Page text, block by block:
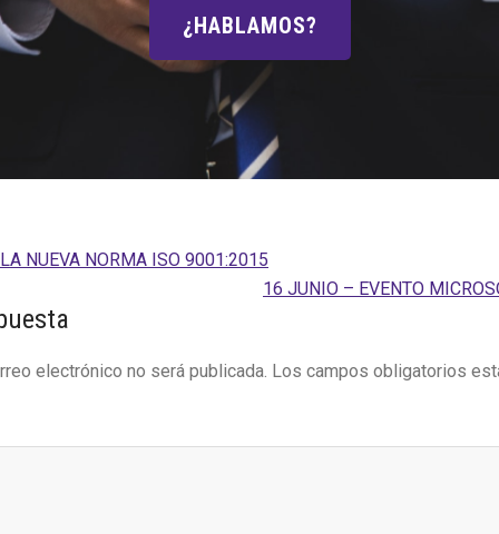
¿HABLAMOS?
NUEVA NORMA ISO 9001:2015
Siguiente
16 JUNIO – EVENTO
electrónico no será publicada. Los campos obligatorios